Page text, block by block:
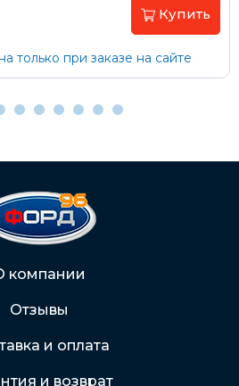
рассрочки Халва
1187
банк
о доставке и оплате
только при заказе на сайте
Купить
компании
Отзывы
и оплата
и возврат